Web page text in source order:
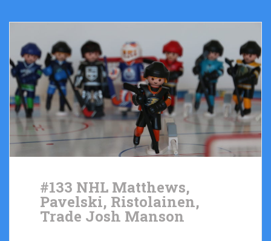
#133 NHL Matthews,
Pavelski, Ristolainen,
Trade Josh Manson